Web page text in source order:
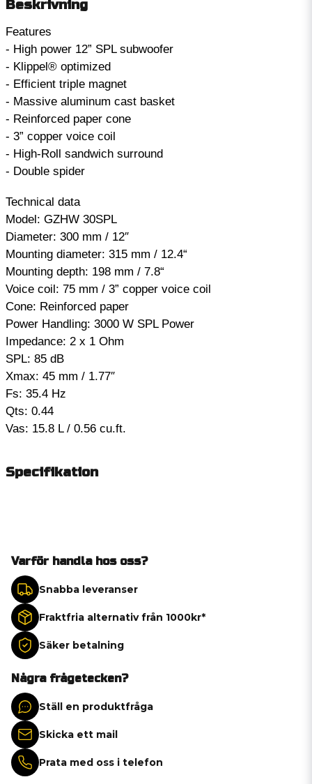
Beskrivning
Features
- High power 12” SPL subwoofer
- Klippel® optimized
- Efficient triple magnet
- Massive aluminum cast basket
- Reinforced paper cone
- 3” copper voice coil
- High-Roll sandwich surround
- Double spider
Technical data
Model: GZHW 30SPL
Diameter: 300 mm / 12″
Mounting diameter: 315 mm / 12.4“
Mounting depth: 198 mm / 7.8“
Voice coil: 75 mm / 3” copper voice coil
Cone: Reinforced paper
Power Handling: 3000 W SPL Power
Impedance: 2 x 1 Ohm
SPL: 85 dB
Xmax: 45 mm / 1.77″
Fs: 35.4 Hz
Qts: 0.44
Vas: 15.8 L / 0.56 cu.ft.
Specifikation
Varför handla hos oss?
Snabba leveranser
Fraktfria alternativ från 1000kr*
Säker betalning
Några frågetecken?
Ställ en produktfråga
Skicka ett mail
Prata med oss i telefon